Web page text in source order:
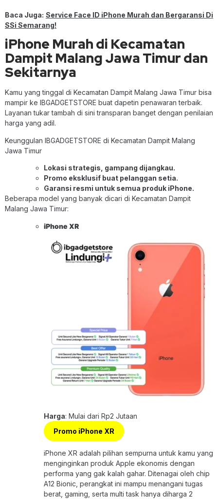
Baca Juga: Service Face ID iPhone Murah dan Bergaransi Di
SSi Semarang!
iPhone Murah di Kecamatan
Dampit Malang Jawa Timur dan
Sekitarnya
Kamu yang tinggal di Kecamatan Dampit Malang Jawa Timur bisa
mampir ke IBGADGETSTORE buat dapetin penawaran terbaik.
Layanan tukar tambah di sini transparan banget dengan penilaian
harga yang adil.
Keunggulan IBGADGETSTORE di Kecamatan Dampit Malang
Jawa Timur
Lokasi strategis, gampang dijangkau.
Promo eksklusif buat pelanggan setia.
Garansi resmi untuk semua produk iPhone.
Beberapa model yang banyak dicari di Kecamatan Dampit
Malang Jawa Timur:
iPhone XR
Harga: Mulai dari Rp2 Jutaan
Promo iPhone XR
iPhone XR adalah pilihan sempurna untuk kamu yang
menginginkan produk Apple ekonomis dengan
performa yang gak kalah gahar. Ditenagai oleh chip
A12 Bionic, perangkat ini mampu menangani tugas
berat, gaming, serta multi task hanya diharga 2